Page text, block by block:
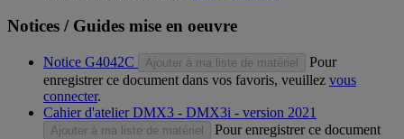
Notices / Guides mise en oeuvre
Notice G4042C Ajouter à ma liste de matériel
Pour
enregistrer ce document dans vos favoris, veuillez vous
connecter.
Cahier d'atelier DMX3 - DMX3i - version 2021
Ajouter à ma liste de matériel
Pour enregistrer ce document